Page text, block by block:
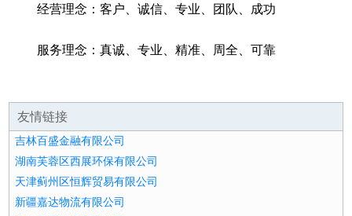
经营理念：客户、诚信、专业、团队、成功
服务理念：真诚、专业、精准、周全、可靠
友情链接
吉林百盛金融有限公司
湖南芙蓉区西展环保有限公司
天津蓟州区恒辉贸易有限公司
新疆嘉达物流有限公司